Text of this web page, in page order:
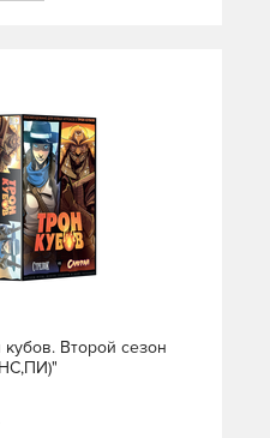
Второй сезон